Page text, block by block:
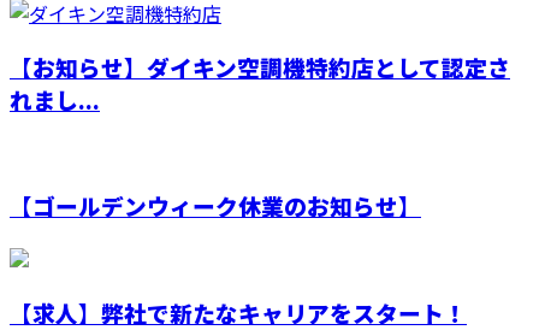
【お知らせ】ダイキン空調機特約店として認定さ
れまし...
【ゴールデンウィーク休業のお知らせ】
【求人】弊社で新たなキャリアをスタート！